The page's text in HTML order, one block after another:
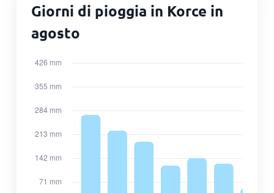
Giorni di pioggia in Korce in
agosto